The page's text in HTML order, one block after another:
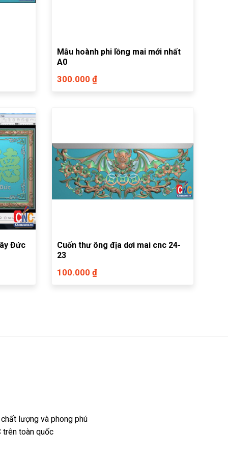
Mẫu hoành phi lồng mai mới nhất
A0
300.000 ₫
Đức
Cuốn thư ông địa dơi mai cnc 24-
23
100.000 ₫
lượng và phong phú
trên toàn quốc